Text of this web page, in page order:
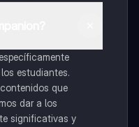
estudiantes.
que
dar a los
significativas y